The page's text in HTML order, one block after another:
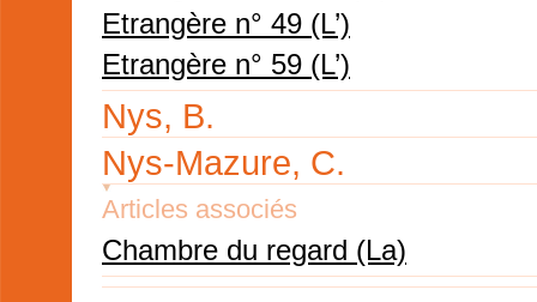
Etrangère n° 49 (L’)
Etrangère n° 59 (L’)
Nys, B.
Nys-Mazure, C.
Articles associés
Chambre du regard (La)